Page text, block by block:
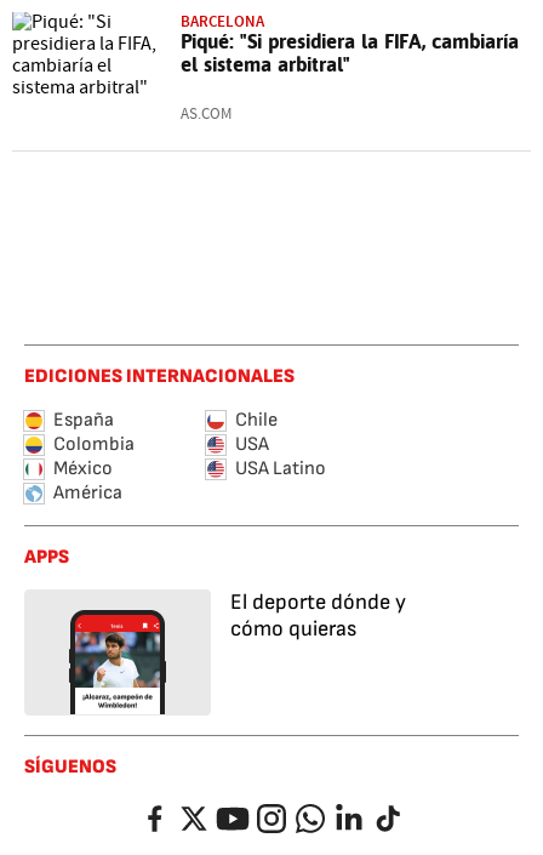
BARCELONA
Piqué: "Si presidiera la FIFA, cambiaría
el sistema arbitral"
AS.COM
EDICIONES INTERNACIONALES
España
Chile
Colombia
USA
México
USA Latino
América
APPS
El deporte dónde y
cómo quieras
SÍGUENOS
FacebookTwitterYouTubeInstagramWhatsappLinkedIn
TikTok